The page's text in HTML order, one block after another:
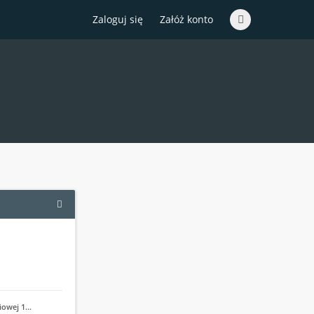
Zaloguj się Załóż konto
1…